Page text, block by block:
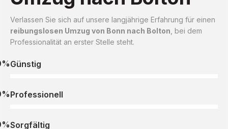
Verlassen Sie sich auf unsere langjährige Erfahrung für einen
reibungslosen Umzug von Bonn nach Bolton , bei dem
Professionalität an erster Stelle steht.
Günstig
Professionell
Sorgfältig